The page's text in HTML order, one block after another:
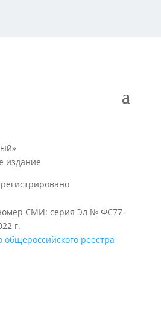
издание
СМИ: серия Эл № ФС77-
г.
общероссийского реестра